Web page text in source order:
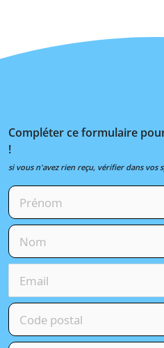
Compléter ce formulaire
!
si vous n'avez rien reçu, vérifier dans vos